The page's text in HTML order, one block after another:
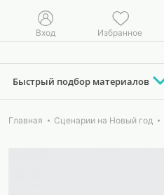
Вход Избранное
Быстрый подбор материалов
Главная Сценарии на Новый год